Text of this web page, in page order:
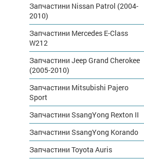
Запчастини Nissan Patrol (2004-
2010)
Запчастини Mercedes E-Class
W212
Запчастини Jeep Grand Cherokee
(2005-2010)
Запчастини Mitsubishi Pajero
Sport
Запчастини SsangYong Rexton II
Запчастини SsangYong Korando
Запчастини Toyota Auris